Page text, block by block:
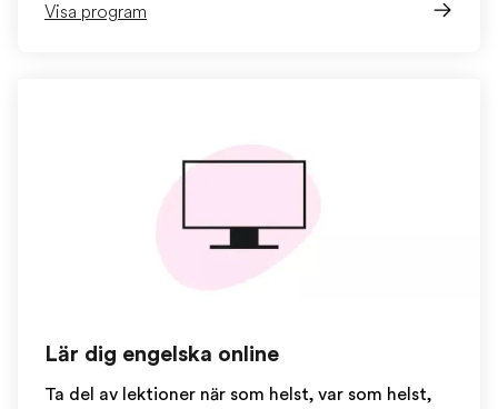
Visa program
Lär dig engelska online
Ta del av lektioner när som helst, var som helst,